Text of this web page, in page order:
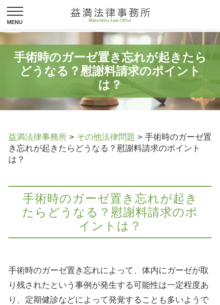
手術時のガーゼ置き忘れが起きたら
どうなる？慰謝料請求のポイント
は？
益満法律事務所 > その他法律問題 > 手術時のガーゼ置
き忘れが起きたらどうなる？慰謝料請求のポイント
は？
手術時のガーゼ置き忘れが起き
たらどうなる？慰謝料請求のポ
イントは？
手術時のガーゼ置き忘れによって、体内にガーゼが取
り残されたという事例が発生する可能性は一定程度あ
り、定期健診などによって発覚することも多いようで